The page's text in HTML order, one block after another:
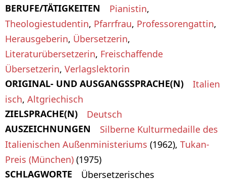
BERUFE/TÄTIGKEITEN Pianistin,
Theologiestudentin, Pfarrfrau, Professorengattin,
Herausgeberin, Übersetzerin,
Literaturübersetzerin, Freischaffende
Übersetzerin, Verlagslektorin
ORIGINAL- UND AUSGANGSSPRACHE(N)
Italien
isch, Altgriechisch
ZIELSPRACHE(N) Deutsch
AUSZEICHNUNGEN
Silberne Kulturmedaille des
Italienischen Außenministeriums (1962), Tukan-
Preis (München) (1975)
SCHLAGWORTE
Übersetzerisches